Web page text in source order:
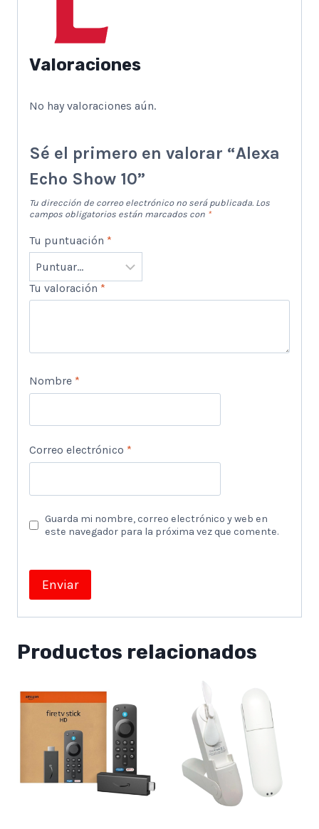
Valoraciones
No hay valoraciones aún.
Sé el primero en valorar “Alexa
Echo Show 10”
Tu dirección de correo electrónico no será publicada. Los
campos obligatorios están marcados con *
Tu puntuación *
Tu valoración *
Nombre *
Correo electrónico *
Guarda mi nombre, correo electrónico y web en
este navegador para la próxima vez que comente.
Productos relacionados